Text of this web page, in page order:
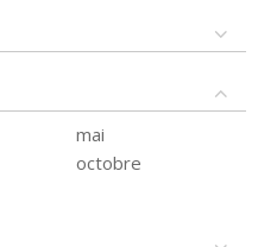
mai
octobre